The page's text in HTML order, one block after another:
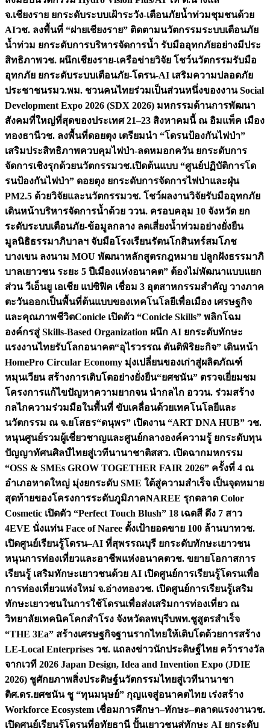
จ.เชียงราย ยกระดับระบบเฝ้าระวัง-เตือนภัยน้ำท่วมชุมชนด้วย
AIวช. ลงพื้นที่ “ฝายเชียงราย” ติดตามนวัตกรรมระบบเตือนภัย
น้ำท่วม ยกระดับการบริหารจัดการน้ำ รับมืออุทกภัยอย่างมีประ
สิทธิภาพวช. ผนึกเชียงราย-เครือข่ายวิจัย โชว์นวัตกรรมรับมือ
อุทกภัย ยกระดับระบบเตือนภัย-โดรน-AI เสริมความปลอดภัย
ประชาชนรมว.พม. ชวนคนไทยร่วมเป็นส่วนหนึ่งของงาน Social
Development Expo 2026 (SDX 2026) มหกรรมด้านการพัฒนา
สังคมที่ใหญ่ที่สุดของประเทศ 21–23 สิงหาคมนี้ ณ อิมแพ็ค เมือง
ทองธานีวช. ลงพื้นที่ดอยตุง เตรียมนำ “โดรนป้องกันไฟป่า”
เสริมประสิทธิภาพควบคุมไฟป่า-ลดหมอกควัน ยกระดับการ
จัดการเชิงรุกด้วยนวัตกรรมวช.เปิดต้นแบบ “ศูนย์ปฏิบัติการโด
รนป้องกันไฟป่า” ดอยตุง ยกระดับการจัดการไฟป่าและฝุ่น
PM2.5 ด้วยวิจัยและนวัตกรรมวช. โชว์ผลงานวิจัยรับมืออุทกภัย
เดินหน้าบริหารจัดการน้ำด้วย ววน. ครอบคลุม 10 จังหวัด ยก
ระดับระบบเตือนภัย-ข้อมูลกลาง ลดเสี่ยงน้ำท่วมอย่างยั่งยืน
มูลนิธิธรรมาภิบาลฯ จับมือโรงเรียนรัตนโกสินทร์สมโภช
บางเขน ลงนาม MOU พัฒนาหลักสูตรกฎหมาย ปลูกฝังธรรมาภิ
บาลเยาวชน ระยะ 5 ปีเมืองแห่งอนาคต” ต้องไม่พัฒนาแบบแยก
ส่วน วีเอ็นยู เอเชีย แปซิฟิค เชื่อม 3 อุตสาหกรรมสำคัญ วางภาค
ตะวันออกเป็นพื้นที่ต้นแบบของเทคโนโลยีเพื่อเมือง เศรษฐกิจ
และคุณภาพชีวิตConicle เปิดตัว “Conicle Skills” พลิกโฉม
องค์กรสู่ Skills-Based Organization ผนึก AI ยกระดับทักษะ
แรงงานไทยรับโลกอนาคต“อุไรวรรณ ตันติพิริยะกิจ” เดินหน้า
HomePro Circular Economy มุ่งเปลี่ยนของเก่าสู่ผลิตภัณฑ์
หมุนเวียน สร้างการเติบโตอย่างยั่งยืน“ยศชนัน” ตรวจเยี่ยมชม
โครงการแก้ไขปัญหาความยากจน นำกลไก อววน. ร่วมสร้าง
กลไกความร่วมมือในพื้นที่ ขับเคลื่อนด้วยเทคโนโลยีและ
นวัตกรรม ณ จ.ยโสธร“ดนุพร” เปิดงาน “ART DNA HUB” วช.
หนุนศูนย์รวมผู้เชี่ยวชาญและศูนย์กลางองค์ความรู้ ยกระดับทุน
ปัญญาทัศนศิลป์ไทยสู่เวทีนานาชาติสสว. เปิดฉากมหกรรม
“OSS & SMEs GROW TOGETHER FAIR 2026” ครั้งที่ 4 ณ
อำเภอหาดใหญ่ มุ่งยกระดับ SME ใต้สู่ความสำเร็จ เป็นจุดหมาย
สุดท้ายของโครงการระดับภูมิภาคNAREE รุกตลาด Color
Cosmetic เปิดตัว “Perfect Touch Blush” 18 เฉดสี ดึง 7 สาว
4EVE นั่งแท่น Face of Naree ตั้งเป้ายอดขาย 100 ล้านบาทวช.
เปิดศูนย์เรียนรู้โดรน–AI ที่สุพรรณบุรี ยกระดับทักษะเยาวชน
หนุนการท่องเที่ยวและอาชีพแห่งอนาคตวช. ขยายโอกาสการ
เรียนรู้ เสริมทักษะเยาวชนด้วย AI เปิดศูนย์การเรียนรู้โดรนเพื่อ
การท่องเที่ยวแห่งใหม่ จ.อ่างทองวช. เปิดศูนย์การเรียนรู้เสริม
ทักษะเยาวชนในการใช้โดรนเพื่อส่งเสริมการท่องเที่ยว ณ
วิทยาลัยเทคนิคโคกสำโรง จังหวัดลพบุรีบพท.ชูสูตรสำเร็จ
“THE 3Ea” สร้างเศรษฐกิจฐานรากไทยให้เติบโตด้วยการสร้าง
LE-Local Enterprises วช. แถลงข่าวนักประดิษฐ์ไทย คว้ารางวัล
จากเวที 2026 Japan Design, Idea and Invention Expo (JDIE
2026) ชูศักยภาพสิ่งประดิษฐ์นวัตกรรมไทยสู่เวทีนานาชา
ติศ.ดร.ยศชนัน ชู “ทุนมนุษย์” กุญแจสู่อนาคตไทย เร่งสร้าง
Workforce Ecosystem เชื่อมการศึกษา–ทักษะ–ตลาดแรงงานวช.
เปิดศูนย์เรียนรู้โดรนที่อุทัยธานี ปั้นเยาวชนสู่ทักษะ AI ยกระดับ